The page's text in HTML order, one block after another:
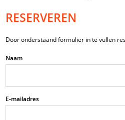
RESERVEREN
Door onderstaand formulier in te vullen
Naam
E-mailadres